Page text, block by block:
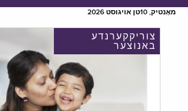
מאָנטיק, 10טן אויגוסט 2026
צוריקקערנדע
באנוצער